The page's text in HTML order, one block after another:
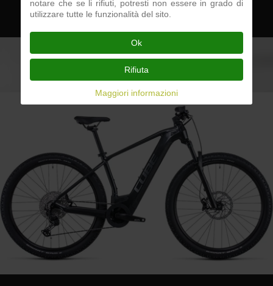
> > Vedi Dettagli
notare che se li rifiuti, potresti non essere in grado di
utilizzare tutte le funzionalità del sito.
Ok
Rifiuta
Maggiori informazioni